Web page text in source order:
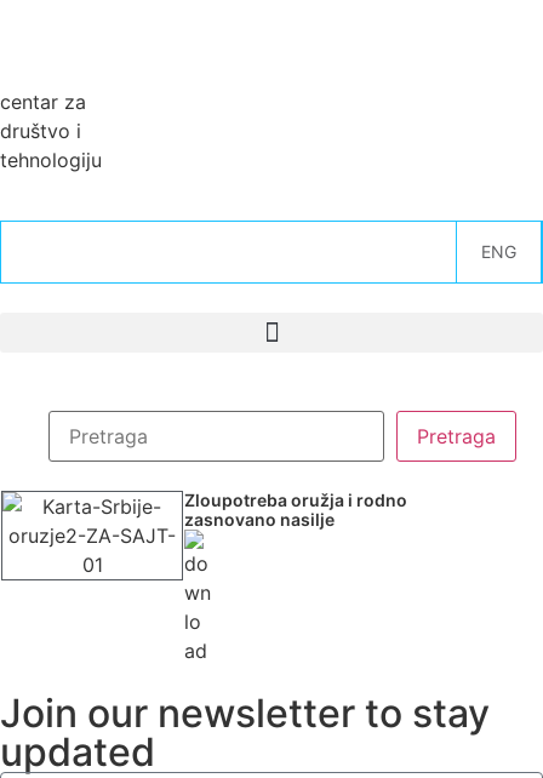
centar za
društvo i
tehnologiju
ENG
Zloupotreba oružja i rodno
zasnovano nasilje
Join our newsletter to stay
updated